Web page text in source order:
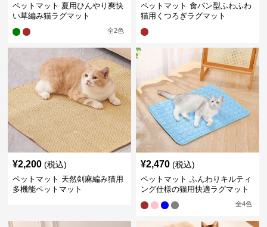
ペットマット 夏用ひんやり爽快
い草編み猫ラグマット
全2色
ペットマット 食パン型ふわふわ
猫用くつろぎラグマット
¥2,200 (税込)
ペットマット 天然剣麻編み猫用
多機能ペットマット
¥2,470 (税込)
ペットマット ふんわりキルティ
ング仕様の猫用快適ラグマット
全4色